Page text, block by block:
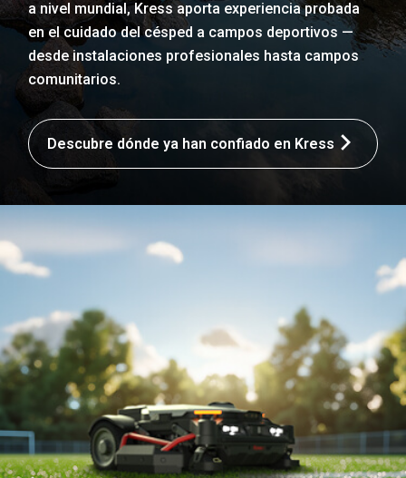
a nivel mundial, Kress aporta experiencia probada
en el cuidado del césped a campos deportivos —
desde instalaciones profesionales hasta campos
comunitarios.
Descubre dónde ya han confiado en Kress